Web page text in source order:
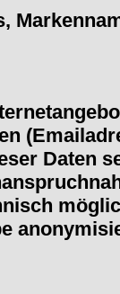
Daten